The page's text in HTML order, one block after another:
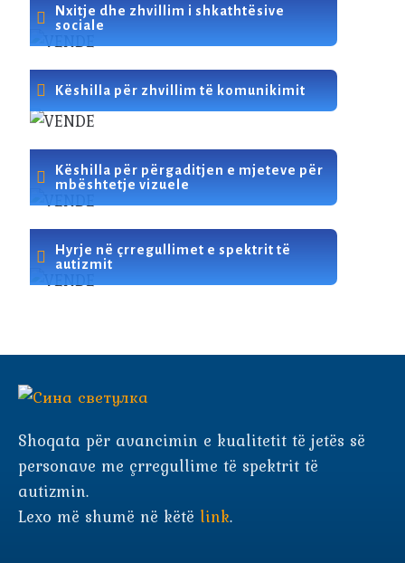
Nxitje dhe zhvillim i shkathtësive
sociale
Këshilla për zhvillim të komunikimit
Këshilla për përgaditjen e mjeteve për
mbështetje vizuele
Hyrje në çrregullimet e spektrit të
autizmit
Shoqata për avancimin e kualitetit të jetës së
personave me çrregullime të spektrit të
autizmin.
Lexo më shumë në këtë link.